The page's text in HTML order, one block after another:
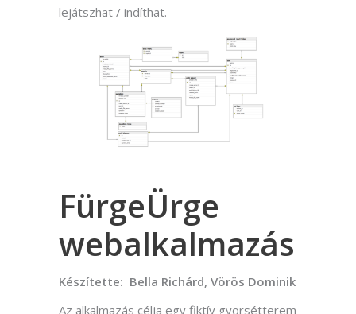
lejátszhat / indíthat.
FürgeÜrge
webalkalmazás
Készítette: Bella Richárd, Vörös Dominik
Az alkalmazás célja egy fiktív gyorsétterem